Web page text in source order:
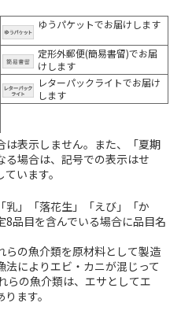
ゆうパケットでお届けします
定形外郵便(簡易書留)でお届
けします
レターパックライトでお届け
します
は表示しません。また、「夏期
る場合は、記号での表示はせ
います。
乳」「落花生」「えび」「か
8品目を含んでいる場合に品目名
の魚介類を原材料として製造
によりエビ・カニが混じって
らの魚介類は、エサとしてエ
ます。